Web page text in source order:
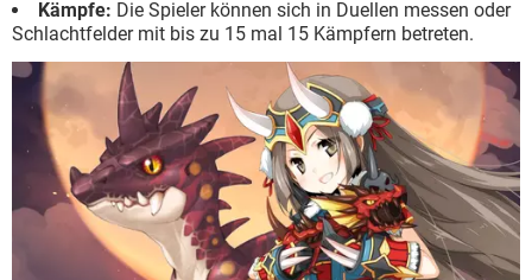
Kämpfe: Die Spieler können sich in Duellen messen oder
Schlachtfelder mit bis zu 15 mal 15 Kämpfern betreten.